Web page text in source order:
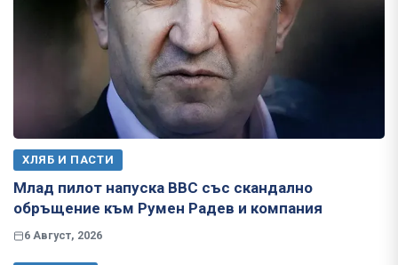
ХЛЯБ И ПАСТИ
Млад пилот напуска ВВС със скандално
обръщение към Румен Радев и компания
6 Август, 2026